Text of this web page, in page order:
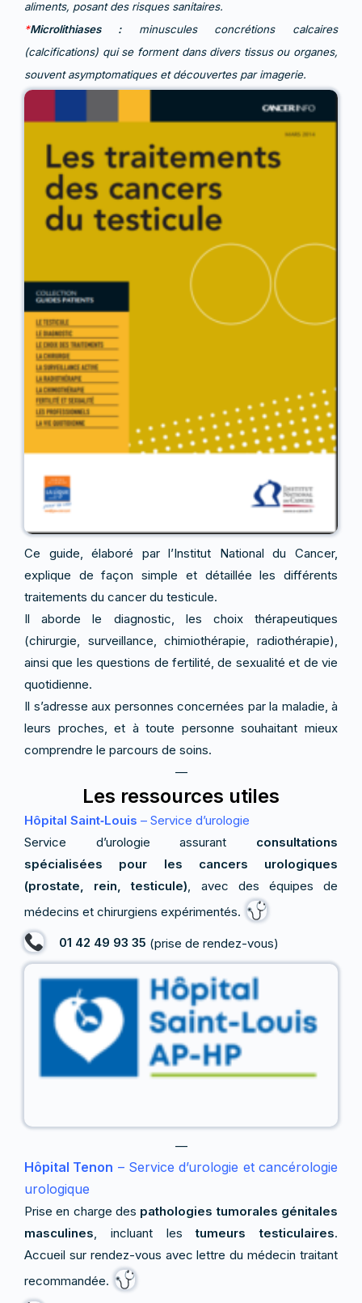
aliments, posant des risques sanitaires.
*Microlithiases :minuscules concrétions calcaires
(calcifications) qui se forment dans divers tissus ou organes,
souvent asymptomatiques et découvertes par imagerie.
Ce guide, élaboré par l’Institut National du Cancer,
explique de façon simple et détaillée les différents
traitements du cancer du testicule.
Il aborde le diagnostic, les choix thérapeutiques
(chirurgie, surveillance, chimiothérapie, radiothérapie),
ainsi que les questions de fertilité, de sexualité et de vie
quotidienne.
Il s’adresse aux personnes concernées par la maladie, à
leurs proches, et à toute personne souhaitant mieux
comprendre le parcours de soins.
—
Les ressources utiles
Hôpital Saint‑Louis – Service d’urologie
Service d’urologie assurant consultations
spécialisées pour les cancers urologiques
(prostate, rein, testicule) , avec des équipes de
médecins et chirurgiens expérimentés.
01 42 49 93 35 (prise de rendez-vous)
—
Hôpital Tenon – Service d’urologie et cancérologie
urologique
Prise en charge des pathologies tumorales génitales
masculines, incluant lestumeurs testiculaires.
Accueil sur rendez-vous avec lettre du médecin traitant
recommandée.